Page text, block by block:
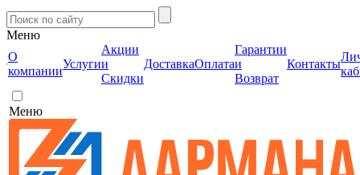
Меню
О
компании
Услуги
Акции
и
Скидки
ДоставкаОплата
Гарантии
и
Возврат
Контакты
Меню